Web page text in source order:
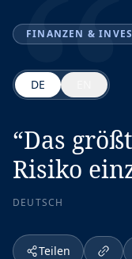
“
FINANZEN &
DE
“Das
Risiko
DEUTSCH
Teilen